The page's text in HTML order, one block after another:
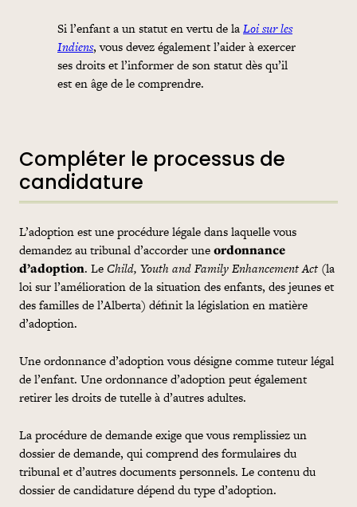
Si l’enfant a un statut en vertu de laLoi sur les
Indiens, vous devez également l’aider à exercer
ses droits et l’informer de son statut dès qu’il
est en âge de le comprendre.
Compléter le processus de
candidature
L’adoption est une procédure légale dans laquelle vous
demandez au tribunal d’accorder uneordonnance
d’adoption. LeChild, Youth and Family Enhancement Act (la
loi sur l’amélioration de la situation des enfants, des jeunes et
des familles de l’Alberta) définit la législation en matière
d’adoption.
Une ordonnance d’adoption vous désigne comme tuteur légal
de l’enfant. Une ordonnance d’adoption peut également
retirer les droits de tutelle à d’autres adultes.
La procédure dedemandeexige que vous remplissiez un
dossier dedemande, qui comprend des formulaires du
tribunal et d’autres documents personnels. Le contenu du
dossier decandidaturedépend du type d’adoption.